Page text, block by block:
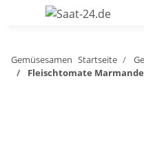
Gemüsesamen Startseite
Fleischtomate Marmande